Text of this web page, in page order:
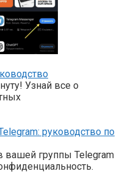
Узнай все о
руководство по
вашей группы Telegram